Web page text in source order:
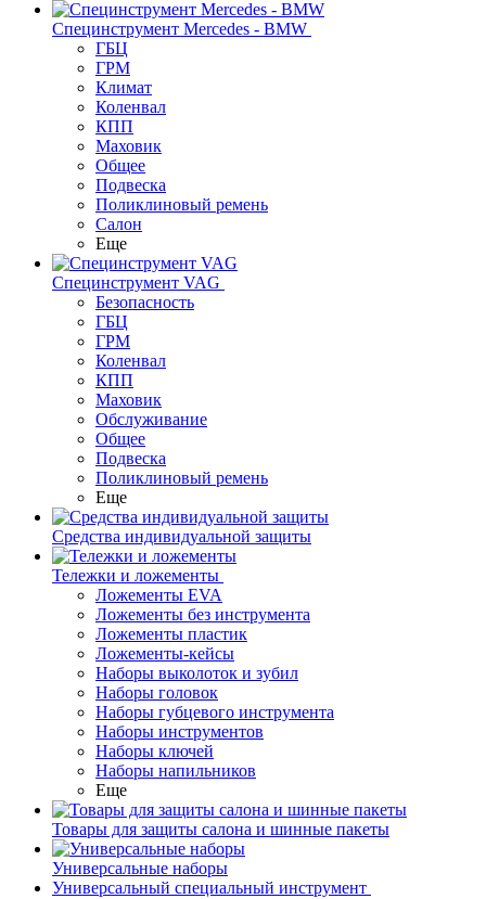
Специнструмент Mercedes - BMW
ГБЦ
ГРМ
Климат
Коленвал
КПП
Маховик
Общее
Подвеска
Поликлиновый ремень
Салон
Еще
Специнструмент VAG
Безопасность
ГБЦ
ГРМ
Коленвал
КПП
Маховик
Обслуживание
Общее
Подвеска
Поликлиновый ремень
Еще
Средства индивидуальной защиты
Тележки и ложементы
Ложементы EVA
Ложементы без инструмента
Ложементы пластик
Ложементы-кейсы
Наборы выколоток и зубил
Наборы головок
Наборы губцевого инструмента
Наборы инструментов
Наборы ключей
Наборы напильников
Еще
Товары для защиты салона и шинные пакеты
Универсальные наборы
Универсальный специальный инструмент